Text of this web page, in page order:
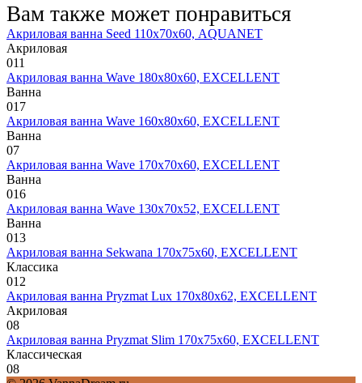
Вам также может понравиться
Акриловая ванна Seed 110х70х60, AQUANET
Акриловая
011
Акриловая ванна Wave 180х80х60, EXCELLENT
Ванна
017
Акриловая ванна Wave 160х80х60, EXCELLENT
Ванна
07
Акриловая ванна Wave 170х70х60, EXCELLENT
Ванна
016
Акриловая ванна Wave 130х70х52, EXCELLENT
Ванна
013
Акриловая ванна Sekwana 170х75х60, EXCELLENT
Классика
012
Акриловая ванна Pryzmat Lux 170х80х62, EXCELLENT
Акриловая
08
Акриловая ванна Pryzmat Slim 170х75х60, EXCELLENT
Классическая
08